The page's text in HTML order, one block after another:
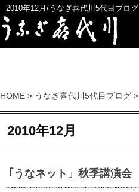
2010年12月/うなぎ喜代川5代目ブログ
HOME > うなぎ喜代川5代目ブログ >
2010年12月
｢うなネット」秋季講演会